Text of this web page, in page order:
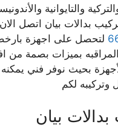
والتايوانية
بدالات بيان اتصل الان
لتحصل على اجهزة
بميزات بصمة من
بحيث نوفر فني
وتركيبه لكم
بيان